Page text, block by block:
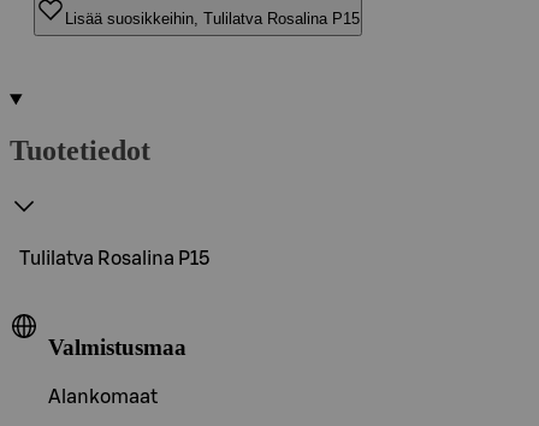
Lisää suosikkeihin, Tulilatva Rosalina P15
Tuotetiedot
Tulilatva Rosalina P15
Valmistusmaa
Alankomaat